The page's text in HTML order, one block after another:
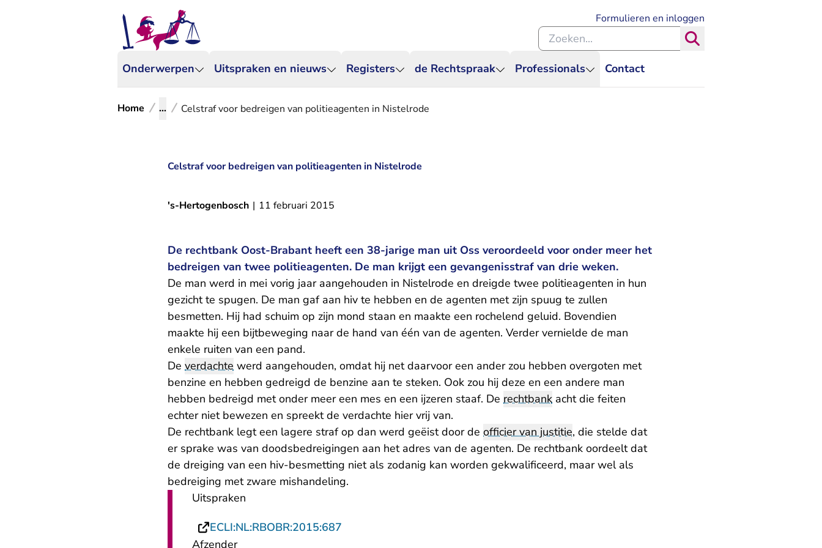
Onderwerpen Uitspraken en nieuws Registers de Rechtspraak Professionals Contact
Formulieren en inloggen
Zoeken binnen de Rechtspraak
Home ... Celstraf voor bedreigen van politieagenten in Nistelrode
Celstraf voor bedreigen van politieagenten in Nistelrode
's-Hertogenbosch | 11 februari 2015
De rechtbank Oost-Brabant heeft een 38-jarige man uit Oss veroordeeld voor onder meer het
bedreigen van twee politieagenten. De man krijgt een gevangenisstraf van drie weken.
De man werd in mei vorig jaar aangehouden in Nistelrode en dreigde twee politieagenten in hun
gezicht te spugen. De man gaf aan hiv te hebben en de agenten met zijn spuug te zullen
besmetten. Hij had schuim op zijn mond staan en maakte een rochelend geluid. Bovendien
maakte hij een bijtbeweging naar de hand van één van de agenten. Verder vernielde de man
enkele ruiten van een pand.
De verdachte werd aangehouden, omdat hij net daarvoor een ander zou hebben overgoten met
benzine en hebben gedreigd de benzine aan te steken. Ook zou hij deze en een andere man
hebben bedreigd met onder meer een mes en een ijzeren staaf. De rechtbank acht die feiten
echter niet bewezen en spreekt de verdachte hier vrij van.
De rechtbank legt een lagere straf op dan werd geëist door de officier van justitie, die stelde dat
er sprake was van doodsbedreigingen aan het adres van de agenten. De rechtbank oordeelt dat
de dreiging van een hiv-besmetting niet als zodanig kan worden gekwalificeerd, maar wel als
bedreiging met zware mishandeling.
Uitspraken
ECLI:NL:RBOBR:2015:687
Afzender